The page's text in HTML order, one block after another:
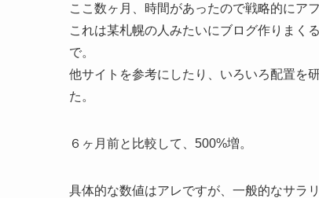
ここ数ヶ月、時間があったので戦略的にア
これは某札幌の人みたいにブログ作りまく
で。
他サイトを参考にしたり、いろいろ配置を
た。
６ヶ月前と比較して、500%増。
具体的な数値はアレですが、一般的なサラ